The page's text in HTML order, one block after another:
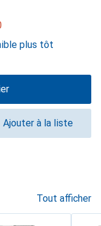
plus tôt
Ajouter à la liste
Tout afficher